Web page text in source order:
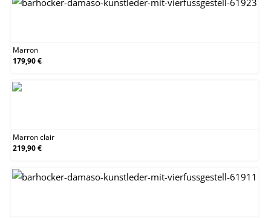
Marron
179,90 €
Marron clair
219,90 €